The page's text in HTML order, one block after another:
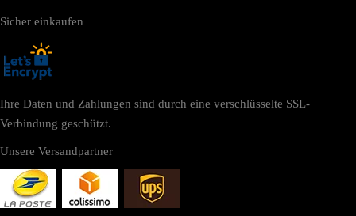
Sicher einkaufen
Ihre Daten und Zahlungen sind durch eine verschlüsselte SSL-
Verbindung geschützt.
Unsere Versandpartner